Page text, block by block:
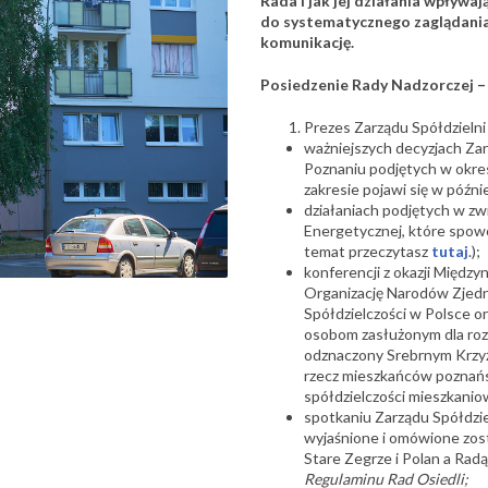
do systematycznego
komunikację.
Posiedzenie Rady Nadzorczej –
Prezes Zarządu
ważniejszych decyzjach
Poznaniu podjętych w
zakresie pojawi się w
działaniach podjętych w
Energetycznej, które
temat przeczytasz tutaj.);
konferencji z okazji
Organizację Narodów
Spółdzielczości w Polsce
osobom zasłużonym dla
odznaczony Srebrnym
rzecz mieszkańców
spółdzielczości
spotkaniu Zarządu
wyjaśnione i omówione
Stare Zegrze i Polan a
Regulaminu Rad Osiedli;